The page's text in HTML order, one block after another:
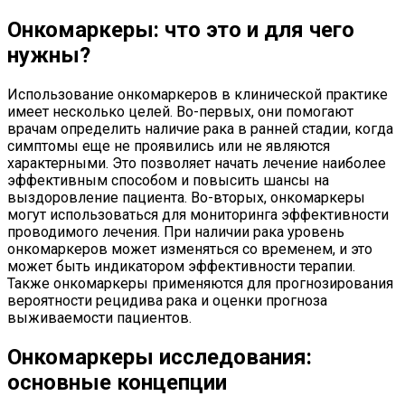
Онкомаркеры: что это и для чего
нужны?
Использование онкомаркеров в клинической практике
имеет несколько целей. Во-первых, они помогают
врачам определить наличие рака в ранней стадии, когда
симптомы еще не проявились или не являются
характерными. Это позволяет начать лечение наиболее
эффективным способом и повысить шансы на
выздоровление пациента. Во-вторых, онкомаркеры
могут использоваться для мониторинга эффективности
проводимого лечения. При наличии рака уровень
онкомаркеров может изменяться со временем, и это
может быть индикатором эффективности терапии.
Также онкомаркеры применяются для прогнозирования
вероятности рецидива рака и оценки прогноза
выживаемости пациентов.
Онкомаркеры исследования:
основные концепции